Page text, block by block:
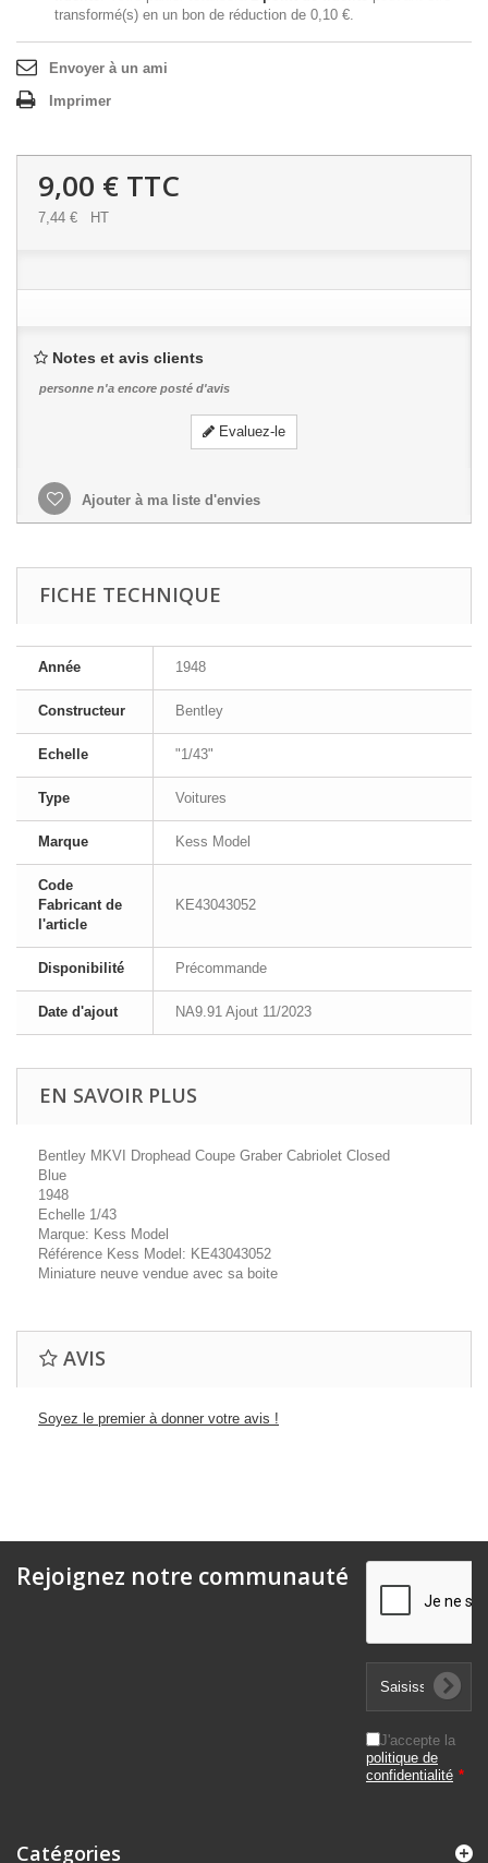
transformé(s) en un bon de réduction de 0,10 €.
Envoyer à un ami
Imprimer
9,00 € TTC
7,44 € HT
Notes et avis clients
personne n'a encore posté d'avis
Evaluez-le
Ajouter à ma liste d'envies
FICHE TECHNIQUE
Année 1948
Constructeur Bentley
Echelle "1/43"
Type Voitures
Marque Kess Model
Code
Fabricant de
l'article
KE43043052
Disponibilité Précommande
Date d'ajout NA9.91 Ajout 11/2023
EN SAVOIR PLUS
Bentley MKVI Drophead Coupe Graber Cabriolet Closed
Blue
1948
Echelle 1/43
Marque: Kess Model
Référence Kess Model: KE43043052
Miniature neuve vendue avec sa boite
AVIS
Soyez le premier à donner votre avis !
Rejoignez notre communauté
J'accepte la
politique de
confidentialité *
Catégories